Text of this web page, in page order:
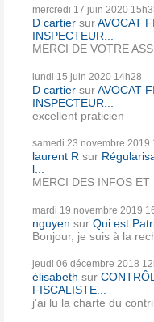
mercredi 17 juin 2020
D cartier surAVOCAT
INSPECTEUR...
MERCI DE VOTRE
lundi 15 juin 2020 14h28
D cartier surAVOCAT
INSPECTEUR...
excellent praticien
samedi 23 novembre 2019
laurent R sur
l...
MERCI DES INFOS
mardi 19 novembre 2019
nguyen sur Qui est
Bonjour, je suis à la
jeudi 06 décembre 2018
élisabeth sur
FISCALISTE...
j'ai lu la charte du